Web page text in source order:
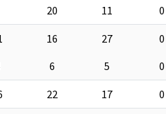
20 11 0
16 27 0
6 5 0
22 17 0